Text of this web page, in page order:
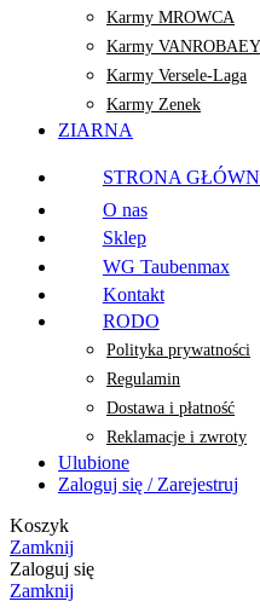
Karmy MROWCA
Karmy
Karmy Versele-Laga
Karmy Zenek
ZIARNA
STRONA
O nas
Sklep
WG Taubenmax
Kontakt
RODO
Polityka prywatności
Regulamin
Dostawa i płatność
Reklamacje i zwroty
Ulubione
Zaloguj się / Zarejestruj
Koszyk
Zamknij
Zaloguj się
Zamknij